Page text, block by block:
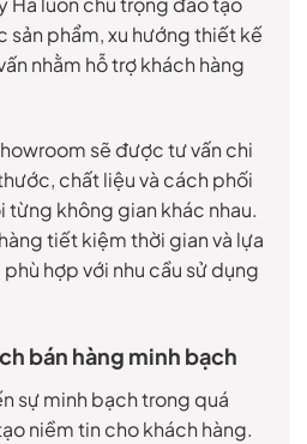
sản phẩm, xu hướng thiết kế
nhằm hỗ trợ khách hàng
sẽ được tư vấn chi
chất liệu và cách phối
từng không gian khác nhau.
tiết kiệm thời gian và lựa
hợp với nhu cầu sử dụng
bán hàng minh bạch
sự minh bạch trong quá
niềm tin cho khách hàng.